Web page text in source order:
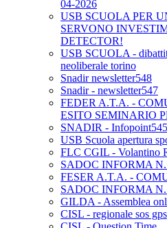
04-2026
USB SCUOLA PER
SERVONO
DETECTOR!
USB SCUOLA -
neoliberale torino
Snadir newsletter548
Snadir - newsletter547
FEDER A.T.A. -
ESITO SEMINARIO
SNADIR - Infopoint545
USB Scuola apertura
FLC CGIL - Volantino
SADOC INFORMA N.
FESER A.T.A. -
SADOC INFORMA N.
GILDA - Assemblea
CISL - regionale sos gps